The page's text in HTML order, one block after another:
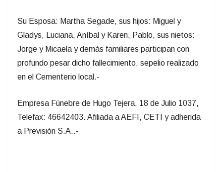
Su Esposa: Martha Segade, sus hijos: Miguel y
Gladys, Luciana, Aníbal y Karen, Pablo, sus nietos:
Jorge y Micaela y demás familiares participan con
profundo pesar dicho fallecimiento, sepelio realizado
en el Cementerio local.-
Empresa Fúnebre de Hugo Tejera, 18 de Julio 1037,
Telefax: 46642403. Afiliada a AEFI, CETI y adherida
a Previsión S.A..-